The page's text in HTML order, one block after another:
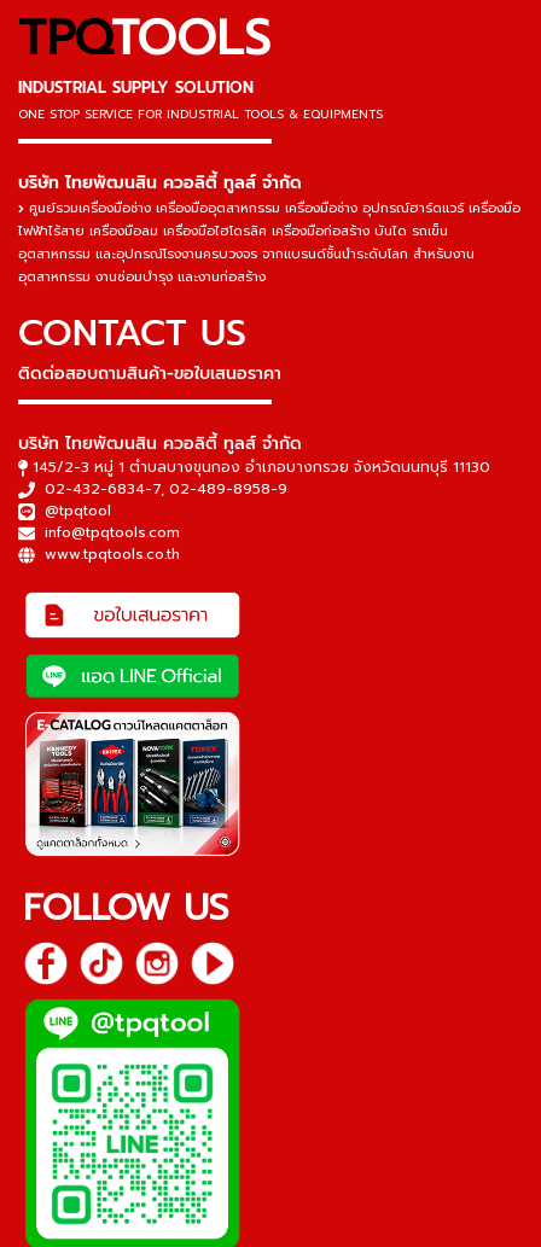
TPQTOOLS
INDUSTRIAL SUPPLY SOLUTION
ONE STOP SERVICE FOR INDUSTRIAL TOOLS & EQUIPMENTS
▬▬▬▬▬▬▬▬▬▬▬▬▬▬▬
บริษัท ไทยพัฒนสิน ควอลิตี้ ทูลส์ จำกัด
ศูนย์รวมเครื่องมือช่าง เครื่องมืออุตสาหกรรม เครื่องมือช่าง อุปกรณ์ฮาร์ดแวร์ เครื่องมือ
ไฟฟ้าไร้สาย เครื่องมือลม เครื่องมือไฮโดรลิค เครื่องมือก่อสร้าง บันได รถเข็น
อุตสาหกรรม และอุปกรณ์โรงงานครบวงจร จากแบรนด์ชั้นนำระดับโลก สำหรับงาน
อุตสาหกรรม งานซ่อมบำรุง และงานก่อสร้าง
CONTACT US
ติดต่อสอบถามสินค้า-ขอใบเสนอราคา
▬▬▬▬▬▬▬▬▬▬▬▬▬▬▬
บริษัท ไทยพัฒนสิน ควอลิตี้ ทูลส์ จำกัด
145/2-3 หมู่ 1 ตำบลบางขุนกอง อำเภอบางกรวย จังหวัดนนทบุรี 11130
02-432-6834-7, 02-489-8958-9
@tpqtool
info@tpqtools.com
www.tpqtools.co.th
FOLLOW US